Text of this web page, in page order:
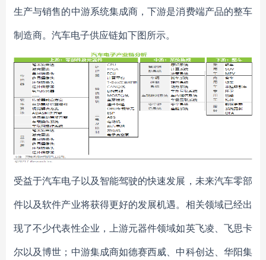
生产与销售的中游系统集成商，下游是消费端产品的整车
制造商。汽车电子供应链如下图所示。
受益于汽车电子以及智能驾驶的快速发展，未来汽车零部
件以及软件产业将获得更好的发展机遇。相关领域已经出
现了不少代表性企业，上游元器件领域如英飞凌、飞思卡
尔以及博世；中游集成商如德赛西威、中科创达、华阳集